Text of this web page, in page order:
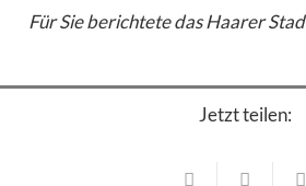
Für Sie berichtete das Haarer
Jetzt teilen:
Veranstaltungen